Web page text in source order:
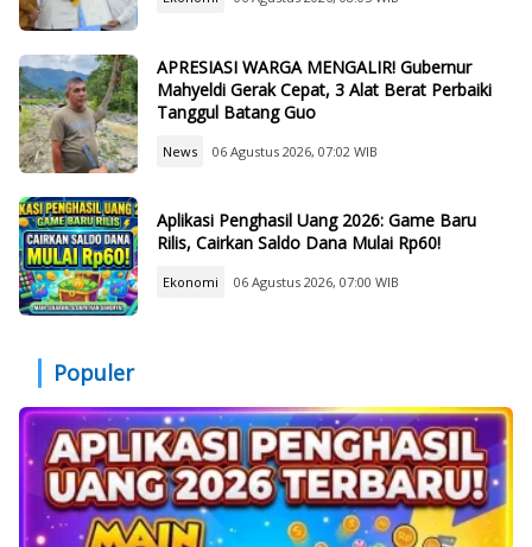
APRESIASI WARGA MENGALIR! Gubernur
Mahyeldi Gerak Cepat, 3 Alat Berat Perbaiki
Tanggul Batang Guo
News 06 Agustus 2026, 07:02 WIB
Aplikasi Penghasil Uang 2026: Game Baru
Rilis, Cairkan Saldo Dana Mulai Rp60!
Ekonomi 06 Agustus 2026, 07:00 WIB
Populer